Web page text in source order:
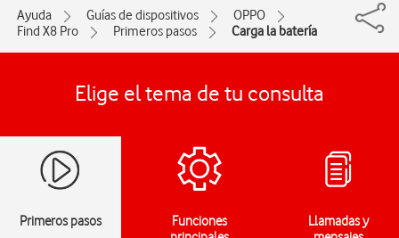
Ayuda Guías de dispositivos
OPPO
Find X8 Pro
Primeros pasos Carga la batería
Elige el tema de tu consulta
Primeros pasos
Funciones
Llamadas y